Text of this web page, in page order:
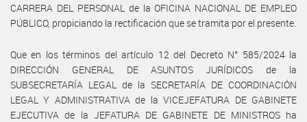
CARRERA DEL PERSONAL de la OFICINA NACIONAL DE EMPLEO
PÚBLICO, propiciando la rectificación que se tramita por el presente.
Que en los términos del artículo 12 del Decreto N° 585/2024 la
DIRECCIÓN GENERAL DE ASUNTOS JURÍDICOS de la
SUBSECRETARÍA LEGAL de la SECRETARÍA DE COORDINACIÓN
LEGAL Y ADMINISTRATIVA de la VICEJEFATURA DE GABINETE
EJECUTIVA de la JEFATURA DE GABINETE DE MINISTROS ha